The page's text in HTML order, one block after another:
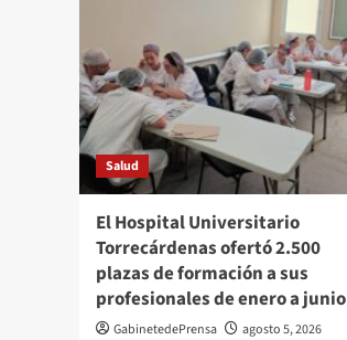
Salud
El Hospital Universitario
Torrecárdenas ofertó 2.500
plazas de formación a sus
profesionales de enero a junio
GabinetedePrensa
agosto 5, 2026